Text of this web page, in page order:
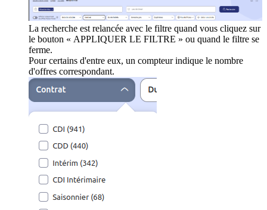
La recherche est relancée avec le filtre quand vous cliquez sur
le bouton « APPLIQUER LE FILTRE » ou quand le filtre se
ferme.
Pour certains d'entre eux, un compteur indique le nombre
d'offres correspondant.